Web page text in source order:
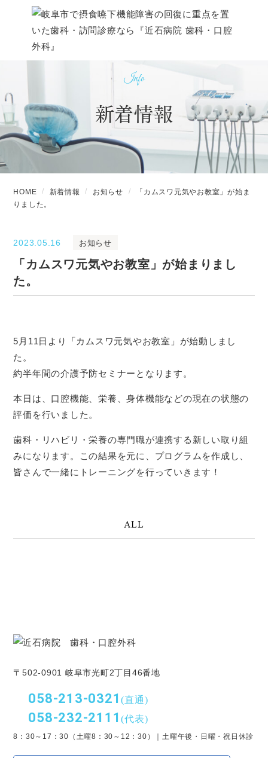
Info
新着情報
HOME 新着情報 お知らせ
「カムスワ元気やお教室」が始ま
りました。
2023.05.16 お知らせ
「カムスワ元気やお教室」が始まりまし
た。
5月11日より「カムスワ元気やお教室」が始動しまし
た。
約半年間の介護予防セミナーとなります。
本日は、口腔機能、栄養、身体機能などの現在の状態の
評価を行いました。
歯科・リハビリ・栄養の専門職が連携する新しい取り組
みになります。この結果を元に、プログラムを作成し、
皆さんで一緒にトレーニングを行っていきます！
ALL
〒502-0901 岐阜市光町2丁目46番地
058-213-0321(直通)
058-232-2111(代表)
8：30～17：30（土曜8：30～12：30）｜土曜午後・日曜・祝日休診